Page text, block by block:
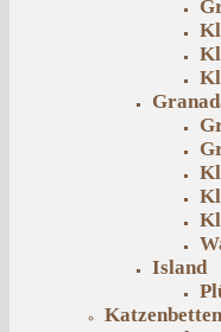
Island
Katzenbetten